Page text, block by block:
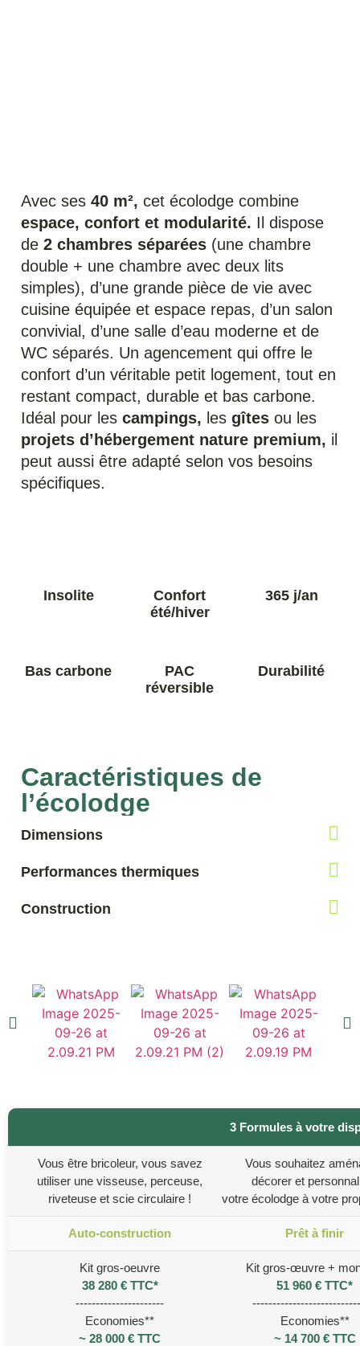
Avec ses 40 m², cet écolodge combine
espace, confort et modularité. Il dispose
de 2 chambres séparées (une chambre
double + une chambre avec deux lits
simples), d’une grande pièce de vie avec
cuisine équipée et espace repas, d’un salon
convivial, d’une salle d’eau moderne et de
WC séparés. Un agencement qui offre le
confort d’un véritable petit logement, tout en
restant compact, durable et bas carbone.
Idéal pour les campings, les gîtes ou les
projets d’hébergement nature premium, il
peut aussi être adapté selon vos besoins
spécifiques.
Insolite
Confort
été/hiver
365 j/an
Bas carbone
PAC
réversible
Durabilité
Caractéristiques de
l’écolodge
Dimensions
Performances thermiques
Construction
3 Formules à votre
Vous être bricoleur, vous savez
utiliser une visseuse, perceuse,
riveteuse et scie circulaire !
Vous souhaitez
décorer et
votre écolodge à votre
Auto-construction Prêt à finir
Kit gros-oeuvre
38 280 € TTC*
----------------------
Economies**
~ 28 000 € TTC
Kit gros-œuvre +
51 960 € TTC*
Economies**
~ 14 700 € TTC